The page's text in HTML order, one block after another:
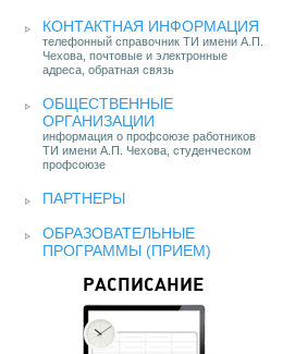
КОНТАКТНАЯ ИНФОРМАЦИЯ
телефонный справочник ТИ имени А.П.
Чехова, почтовые и электронные
адреса, обратная связь
ОБЩЕСТВЕННЫЕ
ОРГАНИЗАЦИИ
информация о профсоюзе работников
ТИ имени А.П. Чехова, студенческом
профсоюзе
ПАРТНЕРЫ
ОБРАЗОВАТЕЛЬНЫЕ
ПРОГРАММЫ (ПРИЕМ)
РАСПИСАНИЕ